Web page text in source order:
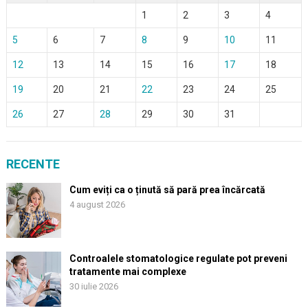
1 2 3 4
5 6 7 8 9 10 11
12 13 14 15 16 17 18
19 20 21 22 23 24 25
26 27 28 29 30 31
RECENTE
Cum eviți ca o ținută să pară prea încărcată
4 august 2026
Controalele stomatologice regulate pot preveni
tratamente mai complexe
30 iulie 2026